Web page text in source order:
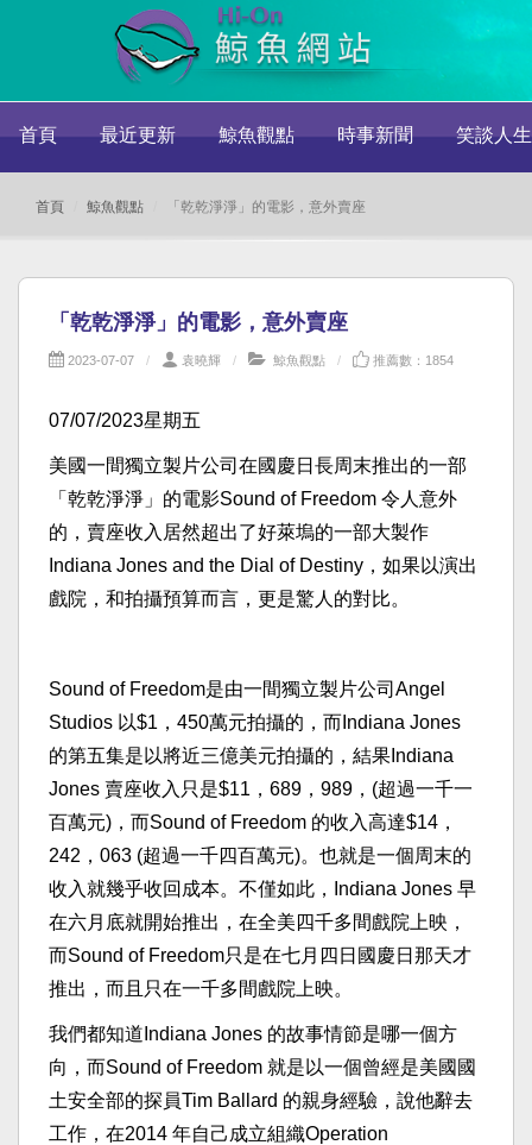
首頁 最近更新 鯨魚觀點 時事新聞 笑談人生
首頁 鯨魚觀點 「乾乾淨淨」的電影，意外賣座
「乾乾淨淨」的電影，意外賣座
2023-07-07 袁曉輝 鯨魚觀點 推薦數：1854
07/07/2023星期五
美國一間獨立製片公司在國慶日長周末推出的一部
「乾乾淨淨」的電影Sound of Freedom 令人意外
的，賣座收入居然超出了好萊塢的一部大製作
Indiana Jones and the Dial of Destiny，如果以演出
戲院，和拍攝預算而言，更是驚人的對比。
Sound of Freedom是由一間獨立製片公司Angel
Studios 以$1，450萬元拍攝的，而Indiana Jones
的第五集是以將近三億美元拍攝的，結果Indiana
Jones 賣座收入只是$11，689，989，(超過一千一
百萬元)，而Sound of Freedom 的收入高達$14，
242，063 (超過一千四百萬元)。也就是一個周末的
收入就幾乎收回成本。不僅如此，Indiana Jones 早
在六月底就開始推出，在全美四千多間戲院上映，
而Sound of Freedom只是在七月四日國慶日那天才
推出，而且只在一千多間戲院上映。
我們都知道Indiana Jones 的故事情節是哪一個方
向，而Sound of Freedom 就是以一個曾經是美國國
土安全部的探員Tim Ballard 的親身經驗，說他辭去
工作，在2014 年自己成立組織Operation